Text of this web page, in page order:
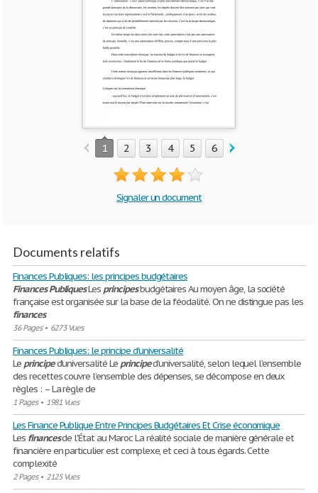
1 2 3 4 5 6 7
Signaler un document
Documents relatifs
Finances Publiques: les principes budgétaires
Finances PubliquesLes principesbudgétaires Au moyen âge, la société
française est organisée sur la base de la féodalité. On ne distingue pas les
finances
36 Pages• 6273 Vues
Finances Publiques: le principe d'universalité
Le principed’universalité Le principed’universalité, selon lequel l’ensemble
des recettes couvre l’ensemble des dépenses, se décompose en deux
règles : – La règle de
1 Pages• 1981 Vues
Les Finance Publique Entre Principes Budgétaires Et Crise économique
Les financesde l'État au Maroc La réalité sociale de manière générale et
financière en particulier est complexe, et ceci à tous égards. Cette
complexité
2 Pages• 2125 Vues